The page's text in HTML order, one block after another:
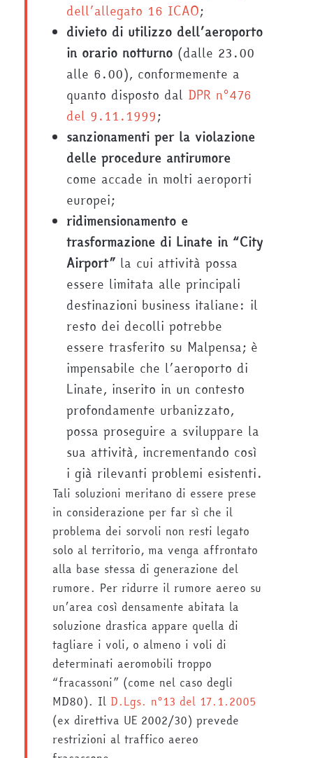
dell’allegato 16 ICAO;
divieto di utilizzo dell’aeroporto
in orario notturno (dalle 23.00
alle 6.00), conformemente a
quanto disposto dal DPR n°476
del 9.11.1999;
sanzionamenti per la violazione
delle procedure antirumore
come accade in molti aeroporti
europei;
ridimensionamento e
trasformazione di Linate in “City
Airport” la cui attività possa
essere limitata alle principali
destinazioni business italiane: il
resto dei decolli potrebbe
essere trasferito su Malpensa; è
impensabile che l’aeroporto di
Linate, inserito in un contesto
profondamente urbanizzato,
possa proseguire a sviluppare la
sua attività, incrementando così
i già rilevanti problemi esistenti.
Tali soluzioni meritano di essere prese
in considerazione per far sì che il
problema dei sorvoli non resti legato
solo al territorio, ma venga affrontato
alla base stessa di generazione del
rumore. Per ridurre il rumore aereo su
un’area così densamente abitata la
soluzione drastica appare quella di
tagliare i voli, o almeno i voli di
determinati aeromobili troppo
“fracassoni” (come nel caso degli
MD80). Il D.Lgs. n°13 del 17.1.2005
(ex direttiva UE 2002/30) prevede
restrizioni al traffico aereo